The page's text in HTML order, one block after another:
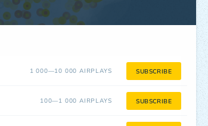
1 000—10 000 AIRPLAYS SUBSCRIBE
100—1 000 AIRPLAYS SUBSCRIBE